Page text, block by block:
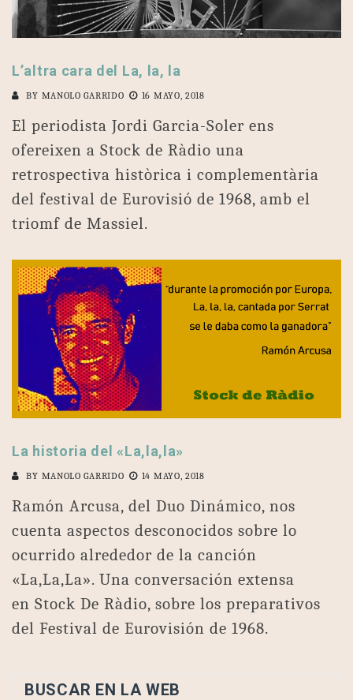
L’altra cara del La, la, la
BY MANOLO GARRIDO 16 MAYO, 2018
El periodista Jordi Garcia-Soler ens
ofereixen a Stock de Ràdio una
retrospectiva històrica i complementària
del festival de Eurovisió de 1968, amb el
triomf de Massiel.
La historia del «La,la,la»
BY MANOLO GARRIDO 14 MAYO, 2018
Ramón Arcusa, del Duo Dinámico, nos
cuenta aspectos desconocidos sobre lo
ocurrido alrededor de la canción
«La,La,La». Una conversación extensa
en Stock De Ràdio, sobre los preparativos
del Festival de Eurovisión de 1968.
BUSCAR EN LA WEB